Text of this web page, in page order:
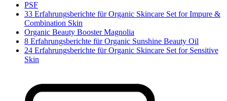
PSF
33 Erfahrungsberichte für Organic Skincare Set for Impure &
Combination Skin
Organic Beauty Booster Magnolia
8 Erfahrungsberichte für Organic Sunshine Beauty Oil
24 Erfahrungsberichte für Organic Skincare Set for Sensitive
Skin